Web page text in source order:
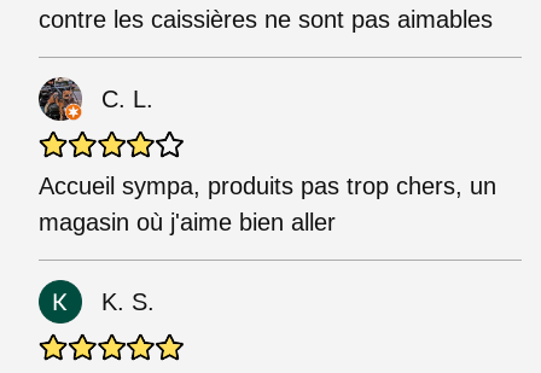
contre les caissières ne sont pas aimables
C. L.
Accueil sympa, produits pas trop chers, un
magasin où j'aime bien aller
K. S.